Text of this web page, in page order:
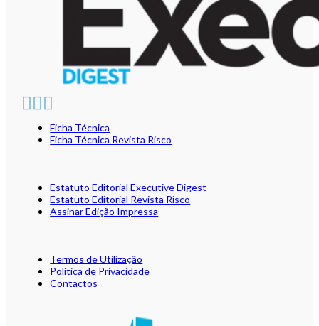
Ficha Técnica
Ficha Técnica Revista Risco
Estatuto Editorial Executive Digest
Estatuto Editorial Revista Risco
Assinar Edição Impressa
Termos de Utilização
Política de Privacidade
Contactos